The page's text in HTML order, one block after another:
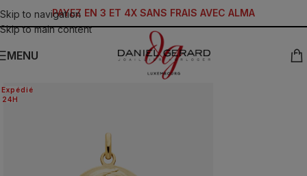
Skip to navigation
Skip to main content
PAYEZ EN 3 ET 4X SANS FRAIS AVEC ALMA
MENU
24H
Expédié